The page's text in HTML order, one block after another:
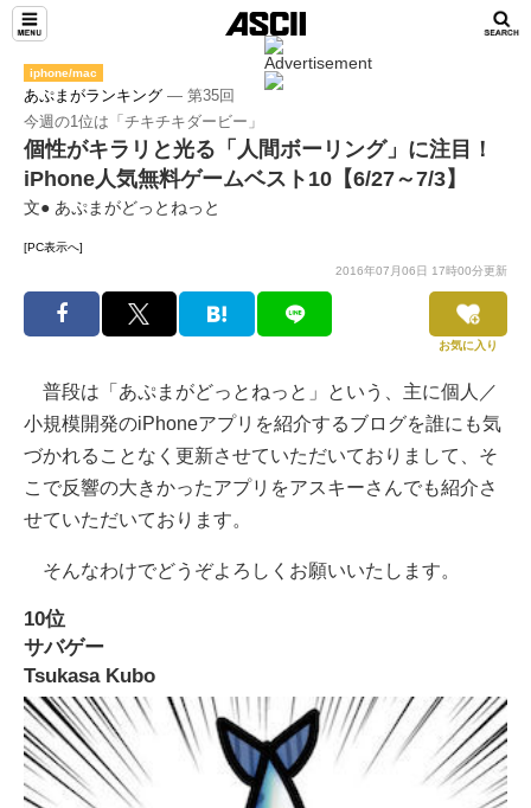
iphone/mac
あぷまがランキング ― 第35回
今週の1位は「チキチキダービー」
個性がキラリと光る「人間ボーリング」に注目！
iPhone人気無料ゲームベスト10【6/27～7/3】
文● あぷまがどっとねっと
[PC表示へ]
2016年07月06日 17時00分更新
お気に入り
普段は「あぷまがどっとねっと」という、主に個人／
小規模開発のiPhoneアプリを紹介するブログを誰にも気
づかれることなく更新させていただいておりまして、そ
こで反響の大きかったアプリをアスキーさんでも紹介さ
せていただいております。
そんなわけでどうぞよろしくお願いいたします。
10位
サバゲー
Tsukasa Kubo